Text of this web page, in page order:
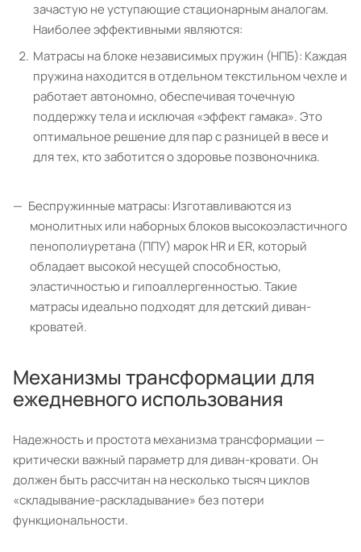
зачастую не уступающие стационарным аналогам.
Наиболее эффективными являются:
Матрасы на блоке независимых пружин (НПБ): Каждая
пружина находится в отдельном текстильном чехле и
работает автономно, обеспечивая точечную
поддержку тела и исключая «эффект гамака». Это
оптимальное решение для пар с разницей в весе и
для тех, кто заботится о здоровье позвоночника.
Беспружинные матрасы: Изготавливаются из
монолитных или наборных блоков высокоэластичного
пенополиуретана (ППУ) марок HR и ER, который
обладает высокой несущей способностью,
эластичностью и гипоаллергенностью. Такие
матрасы идеально подходят для детский диван-
кроватей.
Механизмы трансформации для
ежедневного использования
Надежность и простота механизма трансформации —
критически важный параметр для диван-кровати. Он
должен быть рассчитан на несколько тысяч циклов
«складывание-раскладывание» без потери
функциональности.